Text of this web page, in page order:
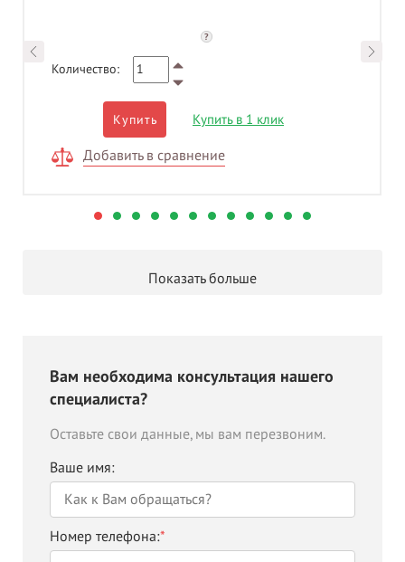
?
Количество:
Купить Купить в 1 клик
Добавить в сравнение
Показать больше
Вам необходима консультация нашего
специалиста?
Оставьте свои данные, мы вам перезвоним.
Ваше имя:
Номер телефона:*